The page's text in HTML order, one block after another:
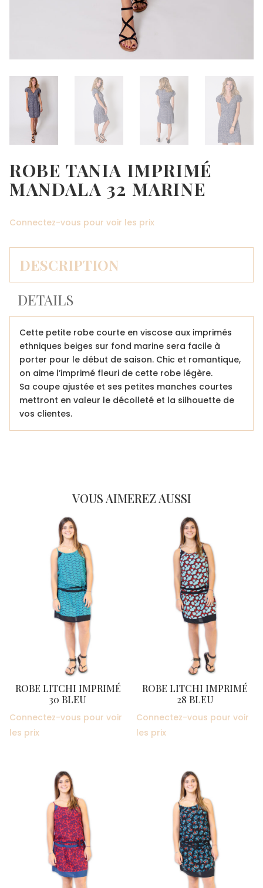
ROBE TANIA IMPRIMÉ
MANDALA 32 MARINE
Connectez-vous pour voir les prix
DESCRIPTION
DETAILS
Cette petite robe courte en viscose aux imprimés
ethniques beiges sur fond marine sera facile à
porter pour le début de saison. Chic et romantique,
on aime l’imprimé fleuri de cette robe légère.
Sa coupe ajustée et ses petites manches courtes
mettront en valeur le décolleté et la silhouette de
vos clientes.
VOUS AIMEREZ AUSSI
ROBE LITCHI IMPRIMÉ
30 BLEU
Connectez-vous pour voir
les prix
ROBE LITCHI IMPRIMÉ
28 BLEU
Connectez-vous pour voir
les prix